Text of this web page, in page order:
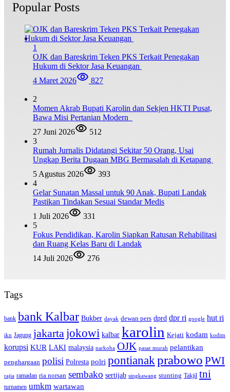
Popular Posts
1
OJK dan Bareskrim Teken PKS Terkait Penegakan
Hukum di Sektor Jasa Keuangan
4 Maret 2026
827
2
Momen Akrab Bupati Karolin dan Sekjen HKTI Pusat,
Bawa Misi Pertanian Modern
27 Juni 2026
512
3
Rumah Jurnalis Didatangi Sekitar 50 Orang, Usai
Ungkap Berita Dugaan MBG Bermasalah di Ketapang
5 Agustus 2026
393
4
Gelar Sunatan Massal untuk 90 Anak, Bupati Landak
Pastikan Tindakan Sesuai Standar Medis
1 Juli 2026
331
5
Fokus Pendidikan, Karolin Siapkan Ratusan Rehabilitasi
dan Ruang Kelas Baru di Landak
14 Juli 2026
276
Tags
bank bank Kalbar Bukber dayak dewan pers dprd dpr ri google hut ri
ikn Jagung jakarta jokowi kalbar karolin Kejati kodam kodim
korupsi KUR LAKI malaysia narkoba OJK pasar murah pelantikan
penghargaan polisi Polresta polri pontianakprabowo PWI
rajia ramadan ria norsan sembako sertijab singkawang stunting Takjil tni
turnamen umkm wartawan